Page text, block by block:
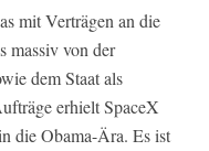
mit Verträgen an die
massiv von der
dem Staat als
erhielt SpaceX
die Obama-Ära. Es ist